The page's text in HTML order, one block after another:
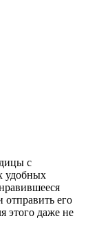
с
удобных
его
этого даже не